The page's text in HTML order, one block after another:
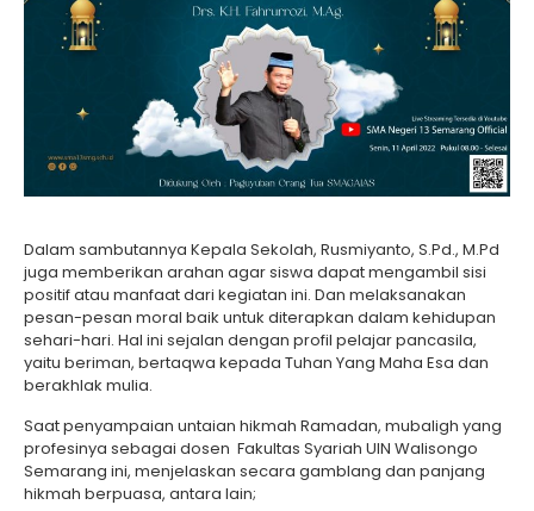
Dalam sambutannya Kepala Sekolah, Rusmiyanto, S.Pd., M.Pd
juga memberikan arahan agar siswa dapat mengambil sisi
positif atau manfaat dari kegiatan ini. Dan melaksanakan
pesan-pesan moral baik untuk diterapkan dalam kehidupan
sehari-hari. Hal ini sejalan dengan profil pelajar pancasila,
yaitu beriman, bertaqwa kepada Tuhan Yang Maha Esa dan
berakhlak mulia.
Saat penyampaian untaian hikmah Ramadan, mubaligh yang
profesinya sebagai dosen Fakultas Syariah UIN Walisongo
Semarang ini, menjelaskan secara gamblang dan panjang
hikmah berpuasa, antara lain;